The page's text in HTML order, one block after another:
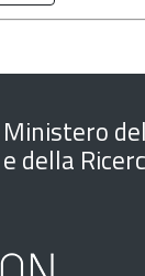
Ministero
e della